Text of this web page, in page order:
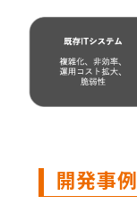
開発事例